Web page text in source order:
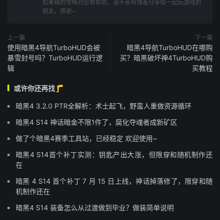
如果我的攻略对您有帮助，请不吝将博客分享给一起玩游戏的
朋友，感谢~
上一篇
使用暗黑4导航TurboHUD会被
暴雪封号吗？TurboHUD运行逻
辑
下一篇
暗黑4导航TurboHUD在哪购
买？暗黑破坏神4TurboHUD购
买教程
或许你还再找🦵
暗黑4 3.2.0 PTR全解析：术士起飞，野蛮人重做资源循环
暗黑4 S14 神话暗金不限1件了，腐化夺魂者成新矿区
做了个暗黑4赛季工具站，已经稳定 欢迎使用~
暗黑4 S14首个补丁实测：钥匙产出大涨，但限穿和随机制作还
在
暗黑 4 S14 首个补丁 7 月 15 日上线，神话掉落修了，限穿和随
机制作还在
暗黑4 S14 装备怎么从过渡做到毕业？做装简单说明